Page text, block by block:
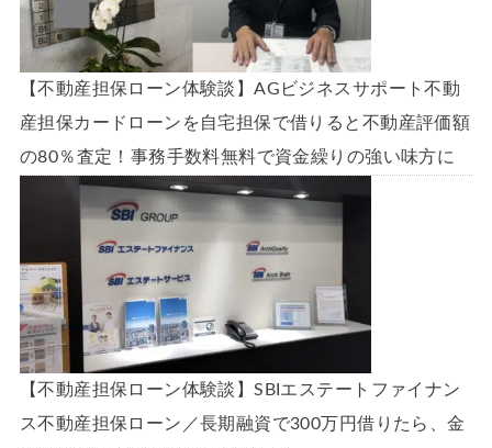
【不動産担保ローン体験談】AGビジネスサポート不動
産担保カードローンを自宅担保で借りると不動産評価額
の80％査定！事務手数料無料で資金繰りの強い味方に
【不動産担保ローン体験談】SBIエステートファイナン
ス不動産担保ローン／長期融資で300万円借りたら、金